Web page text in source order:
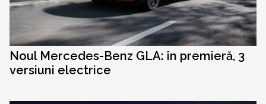
Noul Mercedes-Benz GLA: în premieră, 3
versiuni electrice